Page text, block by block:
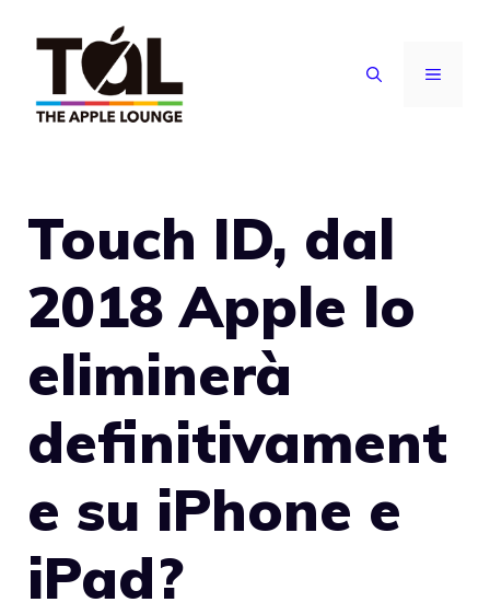
contenuto
MENU
Touch ID, dal
2018 Apple lo
eliminerà
definitivament
e su iPhone e
iPad?